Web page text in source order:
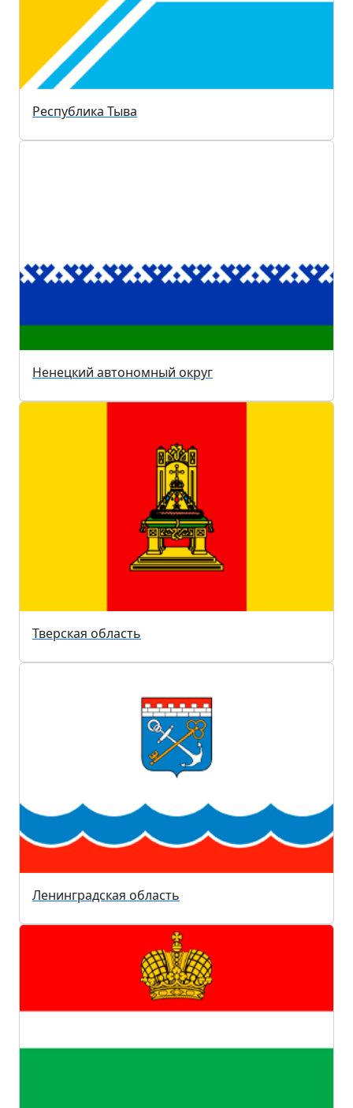
Республика Тыва
Ненецкий автономный округ
Тверская область
Ленинградская область